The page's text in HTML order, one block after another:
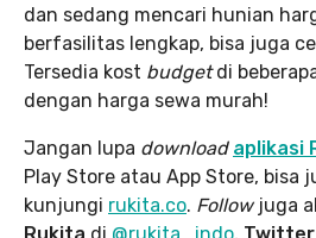
dan sedang mencari hunian
berfasilitas lengkap, bisa juga
Tersedia kost budgetdi
dengan harga sewa murah!
Jangan lupa download aplikasi
Play Store atau App Store, bisa
kunjungi rukita.co. Followjuga
Rukita di @rukita_indo, Twitter